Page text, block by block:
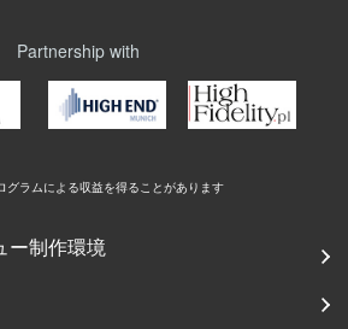
Partnership with
グラムによる収益を得ることがあります
ー制作環境